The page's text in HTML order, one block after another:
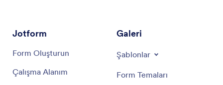
Jotform
Form Oluşturun
Çalışma Alanım
Galeri
Şablonlar
Form Temaları